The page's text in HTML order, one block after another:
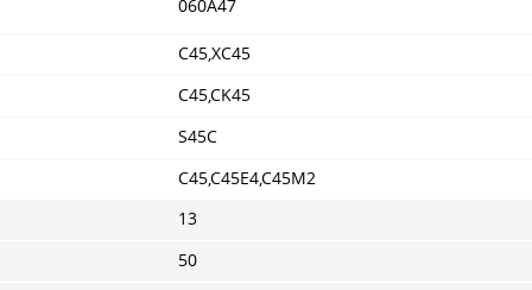
060A47
C45,XC45
C45,CK45
S45C
C45,C45E4,C45M2
13
50